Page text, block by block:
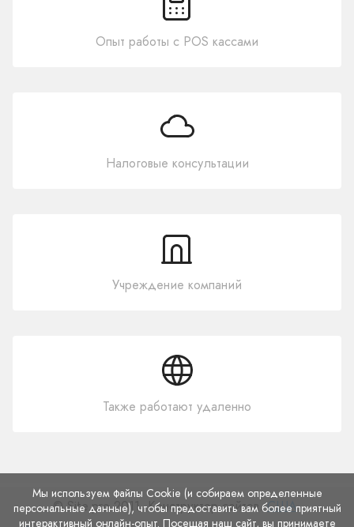
Опыт работы с POS кассами
Налоговые консультации
Учреждение компаний
Также работают удаленно
© Site.pro 2011. Конструктор сайтов.США.
Мы используем файлы Cookie (и собираем определенные
персональные данные), чтобы предоставить вам более приятный
интерактивный онлайн-опыт. Посещая наш сайт, вы принимаете